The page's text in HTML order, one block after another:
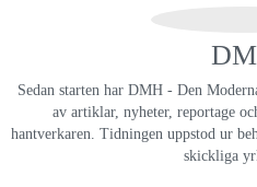
Sedan starten har DMH - Den
av artiklar, nyheter, reportage
hantverkaren. Tidningen uppstod ur
skickliga